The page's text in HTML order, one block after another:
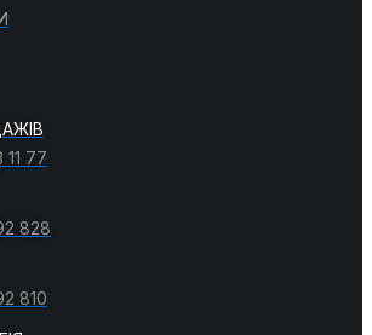
77
828
810